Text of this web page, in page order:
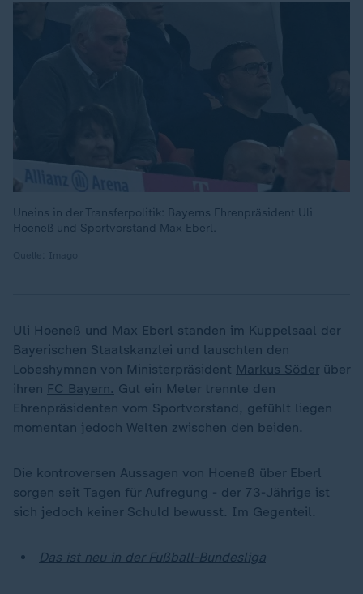
Uneins in der Transferpolitik: Bayerns Ehrenpräsident Uli
Hoeneß und Sportvorstand Max Eberl.
Uli Hoeneß und Max Eberl standen im Kuppelsaal der
Bayerischen Staatskanzlei und lauschten den
Lobeshymnen von Ministerpräsident Markus Söder über
ihren FC Bayern. Gut ein Meter trennte den
Ehrenpräsidenten vom Sportvorstand, gefühlt liegen
momentan jedoch Welten zwischen den beiden.
Die kontroversen Aussagen von Hoeneß über Eberl
sorgen seit Tagen für Aufregung - der 73-Jährige ist
sich jedoch keiner Schuld bewusst. Im Gegenteil.
Das ist neu in der Fußball-Bundesliga